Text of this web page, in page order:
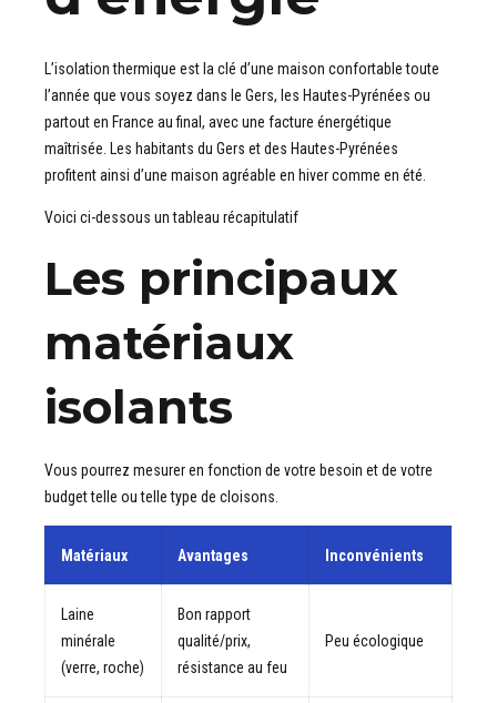
L’isolation thermique est la clé d’une maison confortable toute
l’année que vous soyez dans le Gers, les Hautes-Pyrénées ou
partout en France au final, avec une facture énergétique
maîtrisée. Les habitants du Gers et des Hautes-Pyrénées
profitent ainsi d’une maison agréable en hiver comme en été.
Voici ci-dessous un tableau récapitulatif
Les principaux
matériaux
isolants
Vous pourrez mesurer en fonction de votre besoin et de votre
budget telle ou telle type de cloisons.
Matériaux Avantages Inconvénients
Laine
minérale
(verre, roche)
Bon rapport
qualité/prix,
résistance au feu
Peu écologique